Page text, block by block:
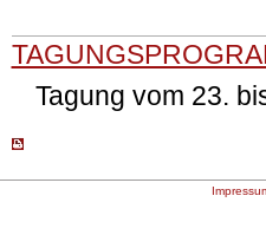
Tagung vom 23.